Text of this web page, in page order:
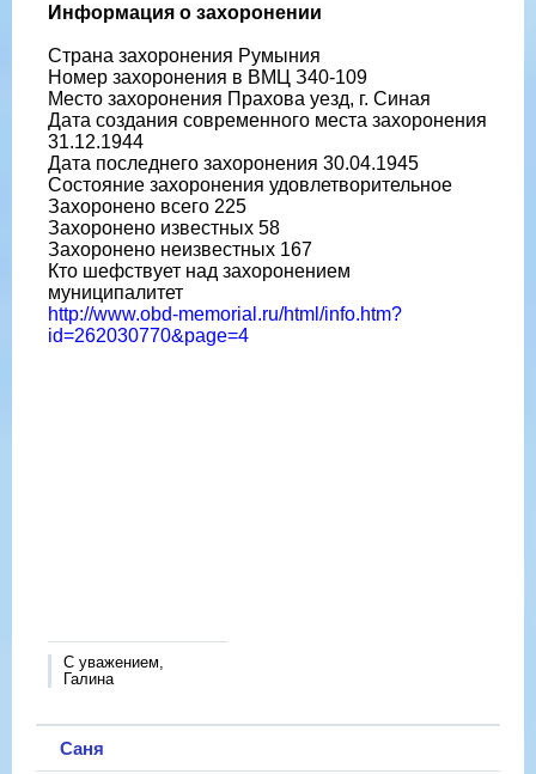
Информация о захоронении
Страна захоронения Румыния
Номер захоронения в ВМЦ З40-109
Место захоронения Прахова уезд, г. Синая
Дата создания современного места захоронения
31.12.1944
Дата последнего захоронения 30.04.1945
Состояние захоронения удовлетворительное
Захоронено всего 225
Захоронено известных 58
Захоронено неизвестных 167
Кто шефствует над захоронением
муниципалитет
http://www.obd-memorial.ru/html/info.htm?
id=262030770&page=4
С уважением,
Галина
Саня